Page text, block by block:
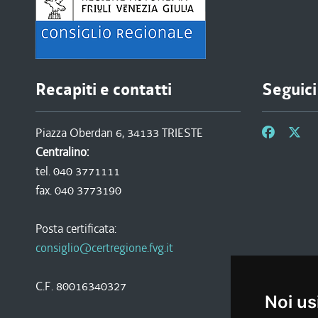
Noi
Recapiti e contatti
Piazza Oberdan 6, 34133 TRIESTE
Centralino:
tel. 040 3771111
fax. 040 3773190
Posta certificata:
consiglio@certregione.fvg.it
C.F. 80016340327